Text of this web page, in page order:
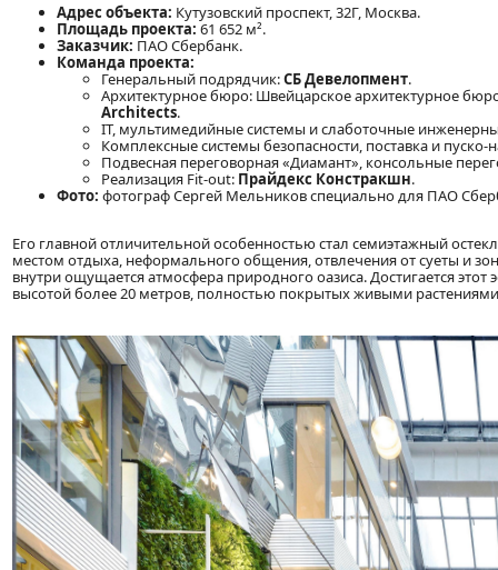
Адрес объекта: Кутузовский проспект, 32Г, Москва.
Площадь проекта: 61 652 м².
Заказчик: ПАО Сбербанк.
Команда проекта:
Генеральный подрядчик:СБ Девелопмент.
Архитектурное бюро: Швейцарское архитектурное
Architects.
IT, мультимедийные системы и слаботочные
Комплексные системы безопасности, поставка и пуско-
Подвесная переговорная «Диамант», консольные
Реализация Fit-out: Прайдекс Констракшн.
Фото: фотограф Сергей Мельников специально для ПАО
Его главной отличительной особенностью стал семиэтажный
местом отдыха, неформального общения, отвлечения от суеты и
внутри ощущается атмосфера природного оазиса. Достигается
высотой более 20 метров, полностью покрытых живыми